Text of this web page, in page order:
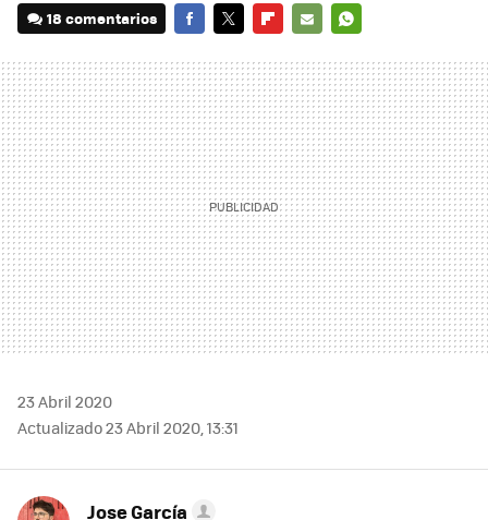
18 comentarios
MAIL
23 Abril 2020
Actualizado 23 Abril 2020, 13:31
Jose García